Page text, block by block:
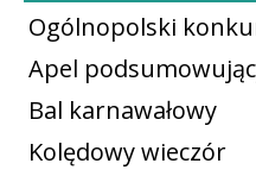
Ogólnopolski
Apel
Bal karnawałowy
Kolędowy wieczór